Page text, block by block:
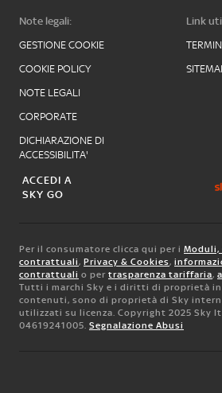
Note legali:
GESTIONE COOKIE
COOKIE POLICY
NOTE LEGALI
CORPORATE
DICHIARAZIONE DI
ACCESSIBILITA'
Link
ACCEDI A
SKY GO
Per il consumatore clicca qui per i Moduli,
contrattuali, Privacy & Cookies,
contrattuali o per trasparenza tariffaria,
Tutti i marchi Sky e i diritti di proprietà
contenuti, sono di proprietà di Sky
utilizzati su licenza. Copyright 2025 Sky
04619241005. Segnalazione Abusi